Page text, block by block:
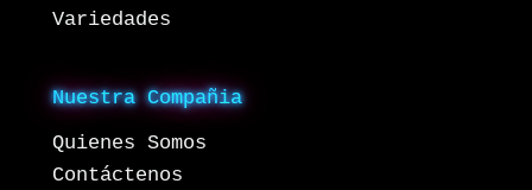
Variedades
Nuestra Compañia
Quienes Somos
Contáctenos